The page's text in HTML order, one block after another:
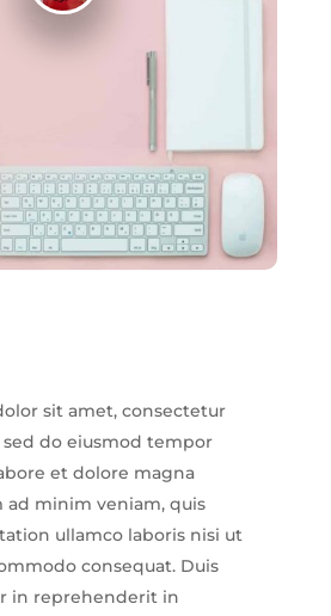
sit amet, consectetur
do eiusmod tempor
et dolore magna
ad minim veniam, quis
ullamco laboris nisi ut
consequat. Duis
in reprehenderit in